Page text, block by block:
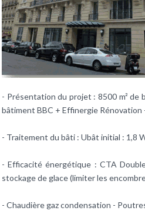
- Présentation du projet : 8500 m² de
bâtiment BBC + Effinergie
- Traitement du bâti : Ubât initial : 1,8
- Efficacité énergétique : CTA
stockage de glace (limiter les
- Chaudière gaz condensation -